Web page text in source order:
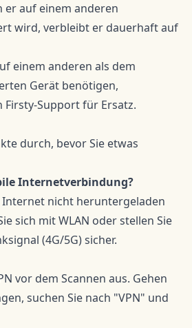
er auf einem anderen
wird, verbleibt er dauerhaft auf
einem anderen als dem
Gerät benötigen,
Firsty-Support für Ersatz.
durch, bevor Sie etwas
Internetverbindung?
Internet nicht heruntergeladen
sich mit WLAN oder stellen Sie
(4G/5G) sicher.
vor dem Scannen aus. Gehen
suchen Sie nach "VPN" und